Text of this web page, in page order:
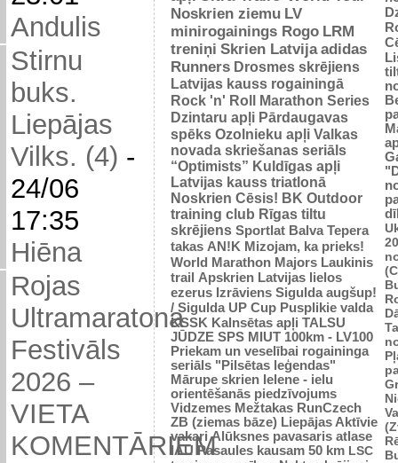
Andulis
Stirnu
buks.
Liepājas
Vilks. (4) -
24/06
17:35
Hiēna
Rojas
Ultramaratona
Festivāls
2026 –
VIETA
KOMENTĀRIEM
Noskrien ziemu LV
minirogainings Rogo LRM
treniņi Skrien Latvija adidas
Runners Drosmes skrējiens
Latvijas kauss rogainingā
Rock 'n' Roll Marathon Series
Dzintaru apļi Pārdaugavas
spēks Ozolnieku apļi Valkas
novada skriešanas seriāls
“Optimists” Kuldīgas apļi
Latvijas kauss triatlonā
Noskrien Cēsis! BK Outdoor
training club Rīgas tiltu
skrējiens Sportlat Balva Tepera
takas AN!K Mizojam, ka prieks!
World Marathon Majors Laukinis
trail Apskrien Latvijas lielos
ezerus Izrāviens Sigulda augšup!
/ Sigulda UP Cup Pusplikie valda
KSSK Kalnsētas apļi TALSU
JŪDZE SPS MIUT 100km - LV100
Priekam un veselībai rogaininga
seriāls "Pilsētas leģendas"
Mārupe skrien Ielene - ielu
orientēšanās piedzīvojums
Vidzemes Mežtakas RunCzech
ZB (ziemas bāze) Liepājas Aktīvie
vakari Alūksnes pavasaris atlase
IAU Pasaules kausam 50 km LSC